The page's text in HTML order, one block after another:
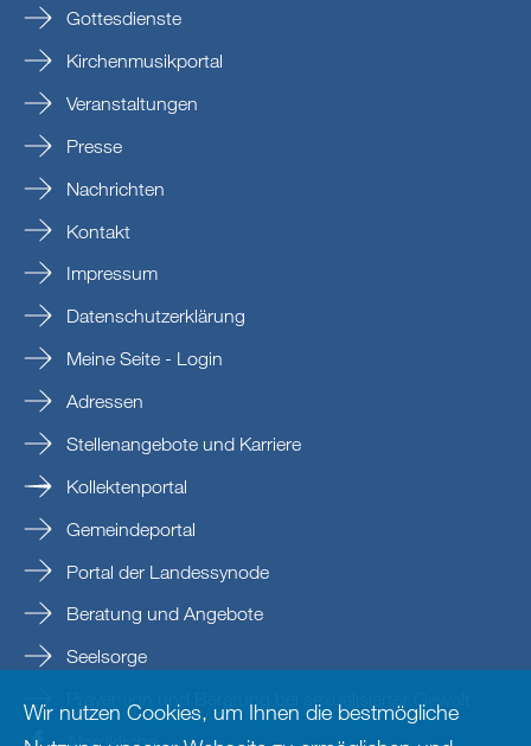
Gottesdienste
Kirchenmusikportal
Veranstaltungen
Presse
Nachrichten
Kontakt
Impressum
Datenschutzerklärung
Meine Seite - Login
Adressen
Stellenangebote und Karriere
Kollektenportal
Gemeindeportal
Portal der Landessynode
Beratung und Angebote
Seelsorge
Nordkirche
Wir nutzen Cookies, um Ihnen die bestmögliche